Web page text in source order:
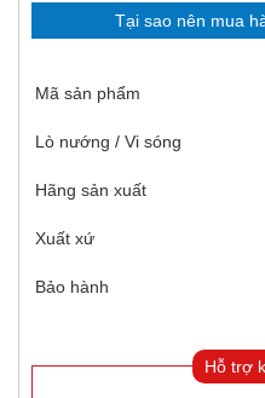
Tại sao nên mua
Mã sản phẩm
Lò nướng / Vi sóng
Hãng sản xuất
Xuất xứ
Bảo hành
Hỗ trợ